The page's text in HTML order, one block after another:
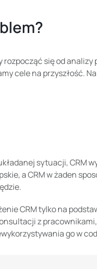
rozpocząć się od analizy
cele na przyszłość.
sytuacji, CRM
a CRM w żaden
CRM tylko na
z
go w